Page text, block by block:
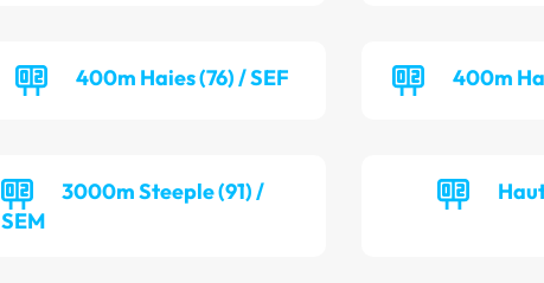
400m Haies (76) / SEF 400m
3000m Steeple (91) /
SEM